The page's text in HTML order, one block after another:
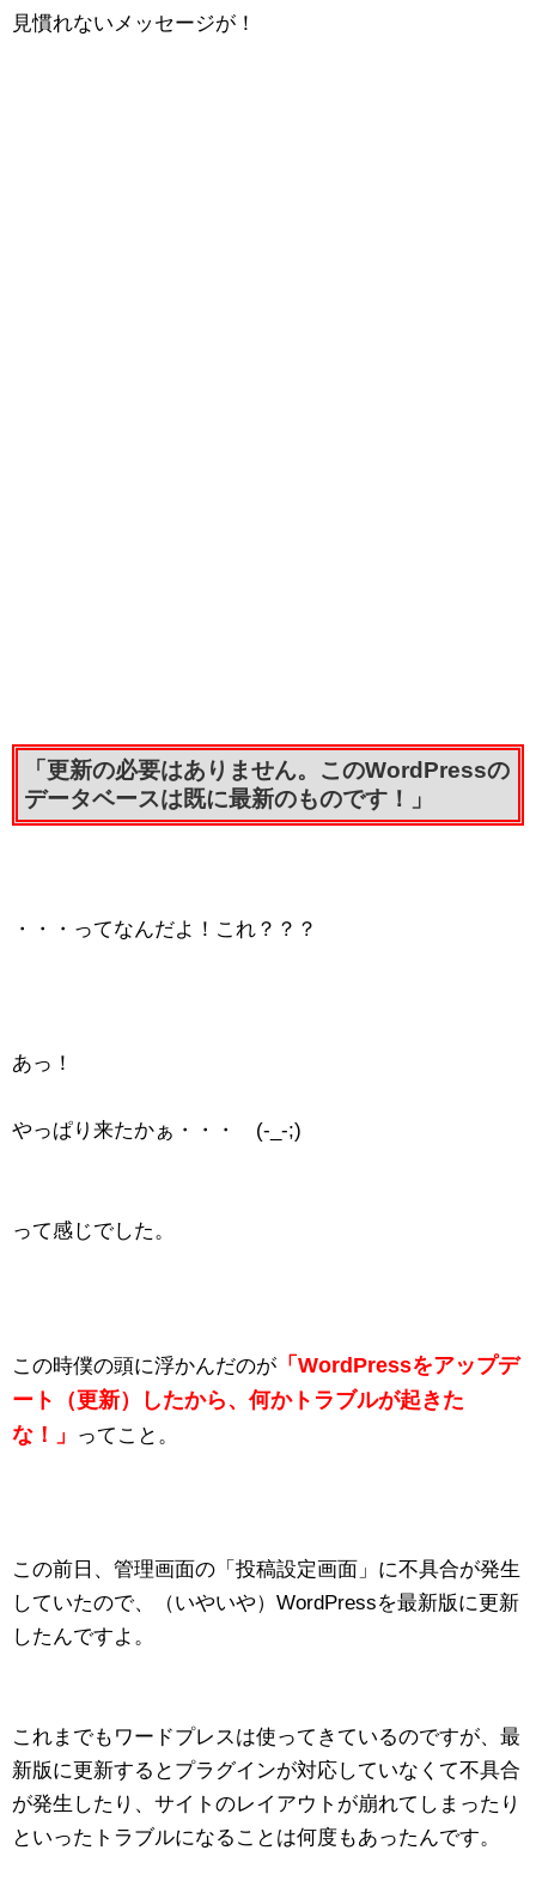
見慣れないメッセージが！
「更新の必要はありません。このWordPressの
データベースは既に最新のものです！」
・・・ってなんだよ！これ？？？
あっ！
やっぱり来たかぁ・・・ (-_-;)
って感じでした。
この時僕の頭に浮かんだのが 「WordPressをアップデ
ート（更新）したから、何かトラブルが起きた
な！」
ってこと。
この前日、管理画面の「投稿設定画面」に不具合が発生
していたので、（いやいや）WordPressを最新版に更新
したんですよ。
これまでもワードプレスは使ってきているのですが、最
新版に更新するとプラグインが対応していなくて不具合
が発生したり、サイトのレイアウトが崩れてしまったり
といったトラブルになることは何度もあったんです。